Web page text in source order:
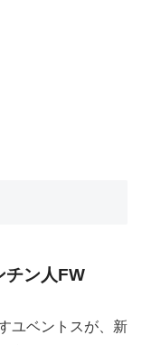
チン人FW
ユベントスが、新